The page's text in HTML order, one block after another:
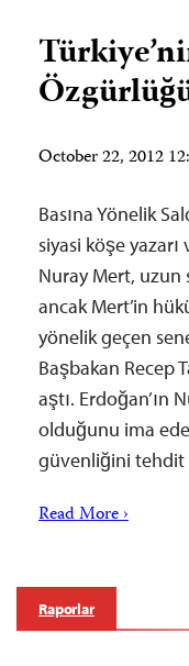
October 22, 2012
Basına Yönelik
siyasi köşe
Nuray Mert,
ancak Mert’in
yönelik geçen
Başbakan Recep
aştı. Erdoğan’ın
olduğunu ima
güvenliğini
Read More ›
Raporlar